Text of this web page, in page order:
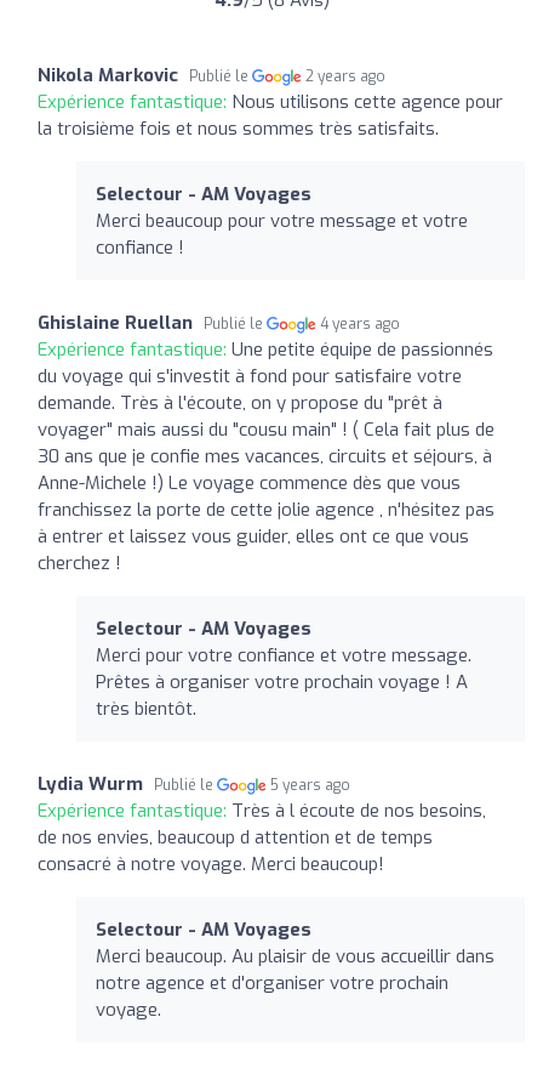
Nikola Markovic Publié le 2 years ago
Expérience fantastique: Nous utilisons cette agence pour
la troisième fois et nous sommes très satisfaits.
Selectour - AM Voyages
Merci beaucoup pour votre message et votre
confiance !
Ghislaine Ruellan Publié le 4 years ago
Expérience fantastique: Une petite équipe de passionnés
du voyage qui s'investit à fond pour satisfaire votre
demande. Très à l'écoute, on y propose du "prêt à
voyager" mais aussi du "cousu main" ! ( Cela fait plus de
30 ans que je confie mes vacances, circuits et séjours, à
Anne-Michele !) Le voyage commence dès que vous
franchissez la porte de cette jolie agence , n'hésitez pas
à entrer et laissez vous guider, elles ont ce que vous
cherchez !
Selectour - AM Voyages
Merci pour votre confiance et votre message.
Prêtes à organiser votre prochain voyage ! A
très bientôt.
Lydia Wurm Publié le 5 years ago
Expérience fantastique: Très à l écoute de nos besoins,
de nos envies, beaucoup d attention et de temps
consacré à notre voyage. Merci beaucoup!
Selectour - AM Voyages
Merci beaucoup. Au plaisir de vous accueillir dans
notre agence et d'organiser votre prochain
voyage.